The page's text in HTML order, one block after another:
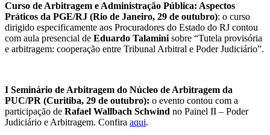
Curso de Arbitragem e Administração Pública: Aspectos
Práticos da PGE/RJ (Rio de Janeiro, 29 de outubro): o curso
dirigido especificamente aos Procuradores do Estado do RJ contou
com aula presencial de Eduardo Talamini sobre “Tutela provisória
e arbitragem: cooperação entre Tribunal Arbitral e Poder Judiciário”.
I Seminário de Arbitragem do Núcleo de Arbitragem da
PUC/PR (Curitiba, 29 de outubro): o evento contou com a
participação de Rafael Wallbach Schwind no Painel II – Poder
Judiciário e Arbitragem. Confira aqui.